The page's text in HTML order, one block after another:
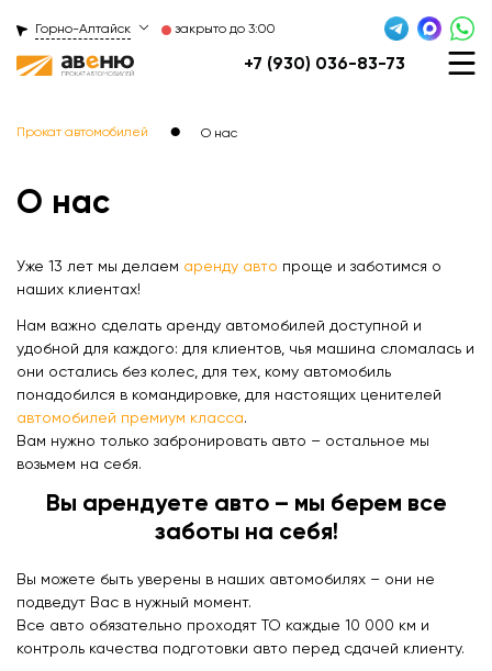
Горно-Алтайск закрыто до 3:00
+7 (930) 036-83-73
Прокат автомобилей ● О нас
О нас
Уже 13 лет мы делаем аренду авто проще и заботимся о
наших клиентах!
Нам важно сделать аренду автомобилей доступной и
удобной для каждого: для клиентов, чья машина сломалась и
они остались без колес, для тех, кому автомобиль
понадобился в командировке, для настоящих ценителей
автомобилей премиум класса.
Вам нужно только забронировать авто – остальное мы
возьмем на себя.
Вы арендуете авто – мы берем все
заботы на себя!
Вы можете быть уверены в наших автомобилях – они не
подведут Вас в нужный момент.
Все авто обязательно проходят ТО каждые 10 000 км и
контроль качества подготовки авто перед сдачей клиенту.